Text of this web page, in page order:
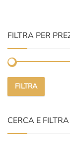
FILTRA PER
Prezzo
Prezzo
FILTRA
CERCA E